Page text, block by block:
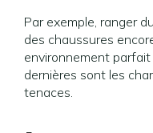
Par exemple, ranger
des chaussures
environnement parfait
dernières sont les
tenaces.